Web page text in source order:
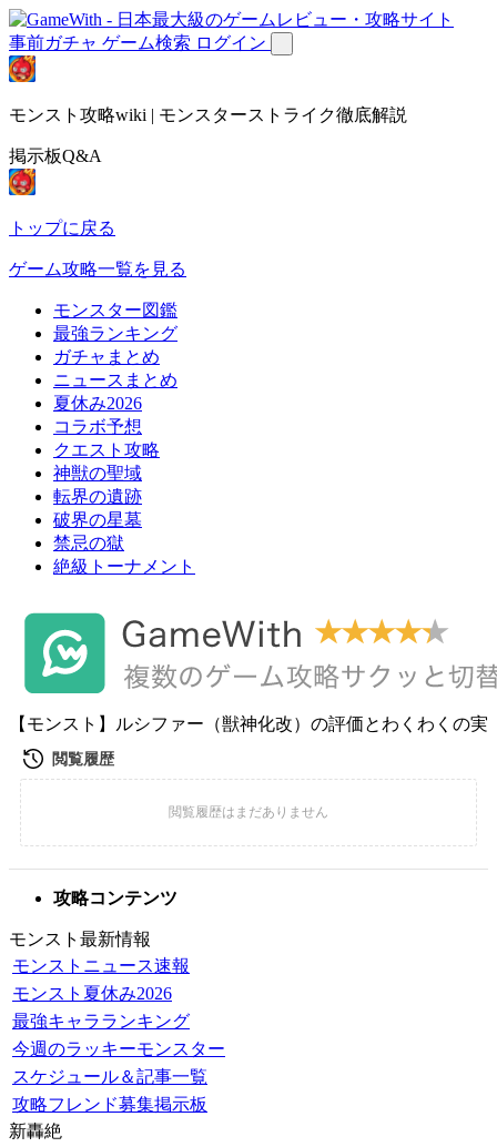
事前ガチャ ゲーム検索 ログイン
モンスト攻略wiki | モンスターストライク徹底解説
掲示板Q&A
トップに戻る
ゲーム攻略一覧を見る
モンスター図鑑
最強ランキング
ガチャまとめ
ニュースまとめ
夏休み2026
コラボ予想
クエスト攻略
神獣の聖域
転界の遺跡
破界の星墓
禁忌の獄
絶級トーナメント
【モンスト】ルシファー（獣神化改）の評価とわくわくの実
攻略コンテンツ
モンスト最新情報
モンストニュース速報
モンスト夏休み2026
最強キャラランキング
今週のラッキーモンスター
スケジュール＆記事一覧
攻略フレンド募集掲示板
新轟絶